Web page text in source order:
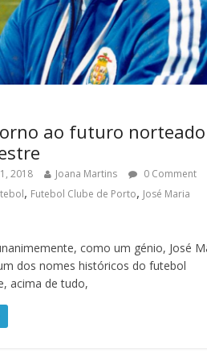
ao futuro norteado
2018 Joana Martins
0 Comment
, Futebol Clube de Porto, José Maria
como um génio, José
dos nomes históricos do futebol
acima de tudo,